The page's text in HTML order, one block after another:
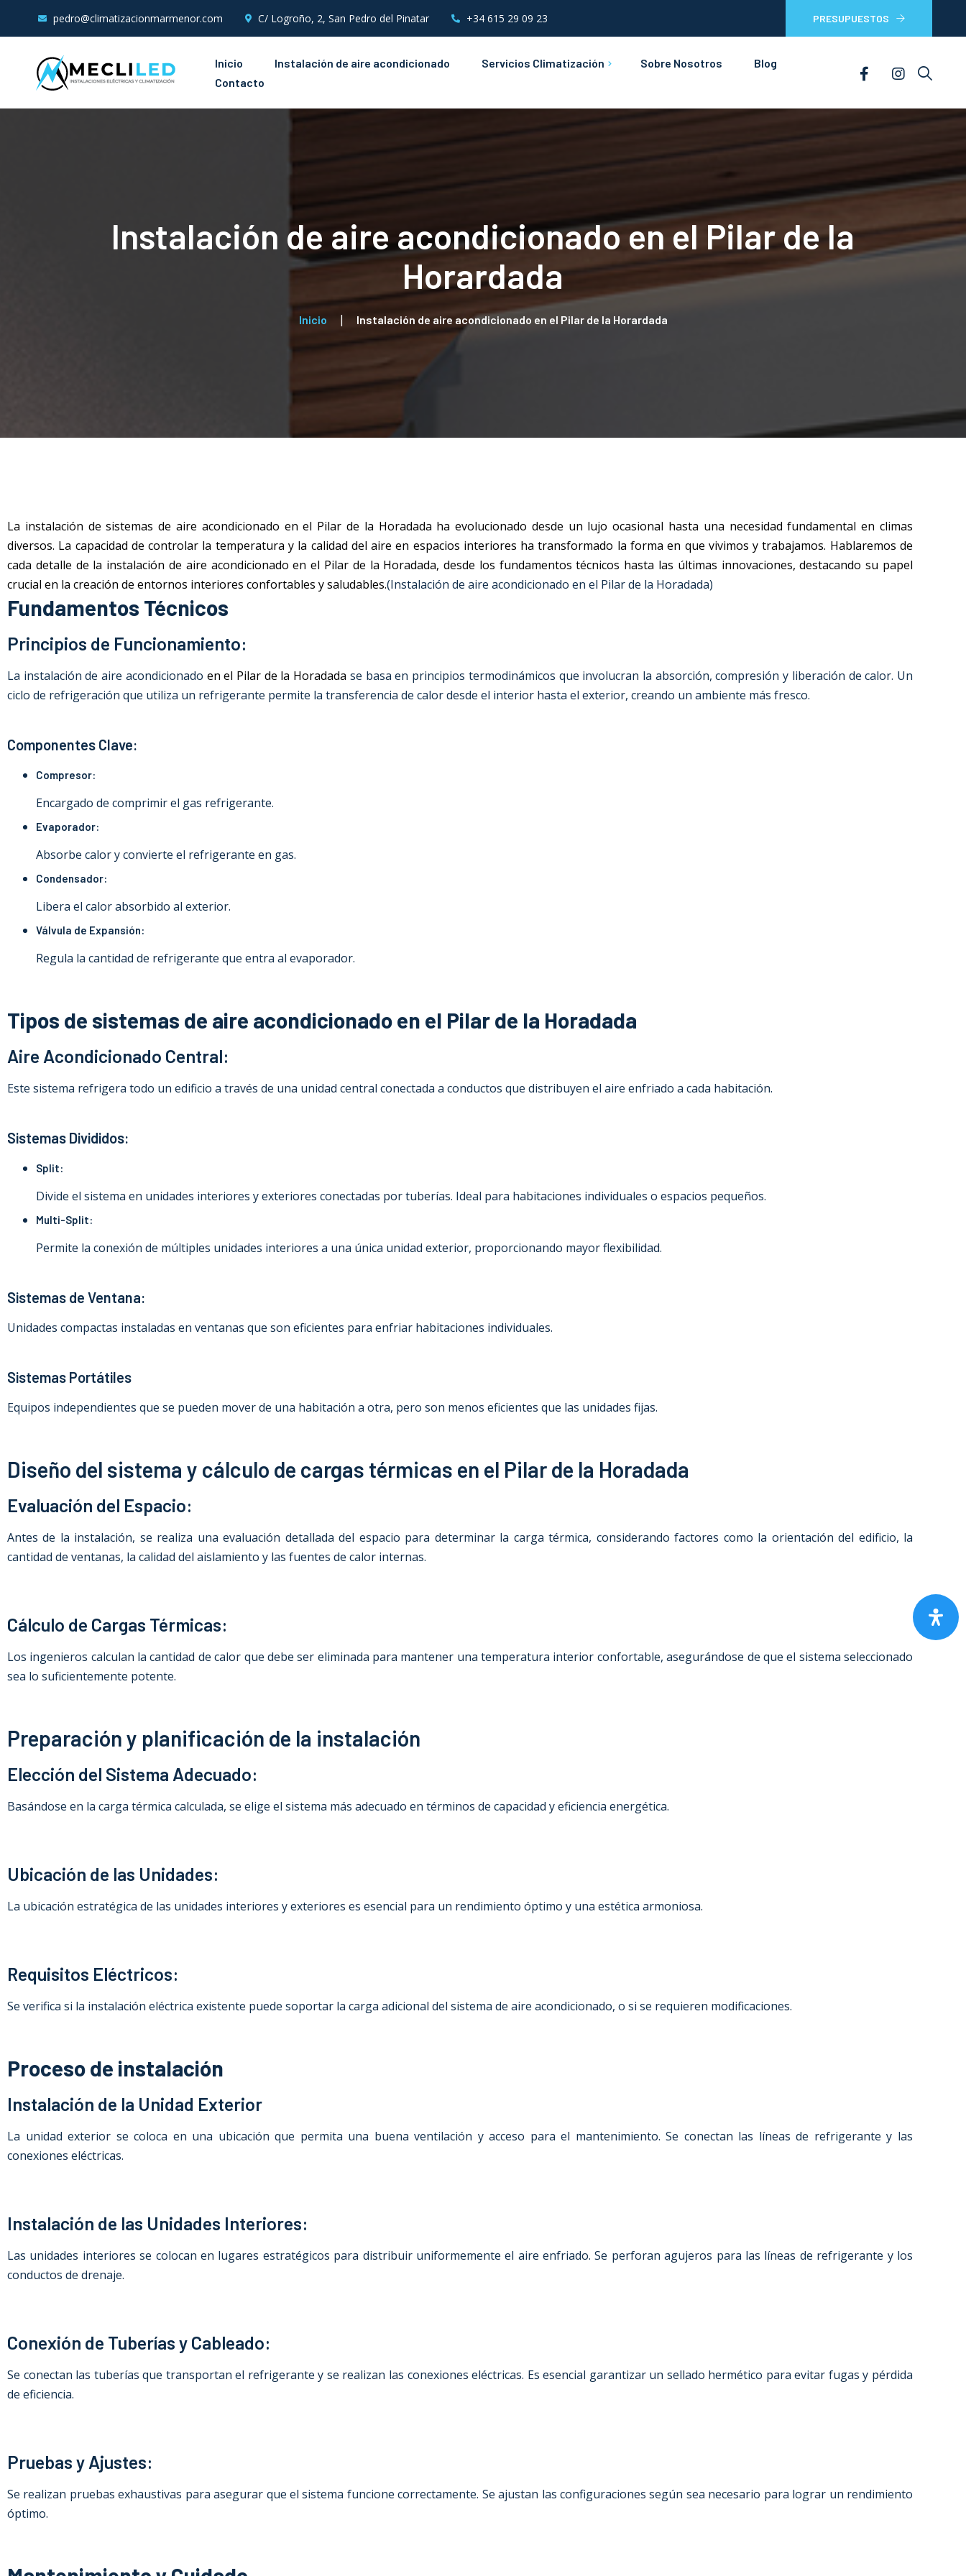
pedro@climatizacionmarmenor.com C/ Logroño, 2, San Pedro del Pinatar +34 615 29 09 23 PRESUPUESTOS
Inicio Instalación de aire acondicionado Servicios Climatización
Mantenimientos Eléctricos
Sobre Nosotros
Blog
Contacto
Instalación de aire acondicionado en el Pilar de la
Horardada
Inicio Instalación de aire acondicionado en el Pilar de la Horardada
La instalación de sistemas de aire acondicionado en el Pilar de la Horadada ha evolucionado desde un lujo ocasional hasta una necesidad fundamental en climas
diversos. La capacidad de controlar la temperatura y la calidad del aire en espacios interiores ha transformado la forma en que vivimos y trabajamos. Hablaremos de
cada detalle de la instalación de aire acondicionadoen el Pilar de la Horadada, desde los fundamentos técnicos hasta las últimas innovaciones, destacando su papel
crucial en la creación de entornos interiores confortables y saludables.(Instalación de aire acondicionado en el Pilar de la Horadada)
Fundamentos Técnicos
Principios de Funcionamiento:
La instalación de aire acondicionado en el Pilar de la Horadada se basa en principios termodinámicos que involucran la absorción, compresión y liberación de calor. Un
ciclo de refrigeración que utiliza un refrigerante permite la transferencia de calor desde el interior hasta el exterior, creando un ambiente más fresco.
Componentes Clave:
Compresor:
Encargado de comprimir el gas refrigerante.
Evaporador:
Absorbe calor y convierte el refrigerante en gas.
Condensador:
Libera el calor absorbido al exterior.
Válvula de Expansión:
Regula la cantidad de refrigerante que entra al evaporador.
Tipos de sistemas de aire acondicionado en el Pilar de la Horadada
Aire Acondicionado Central:
Este sistema refrigera todo un edificio a través de una unidad central conectada a conductos que distribuyen el aire enfriado a cada habitación.
Sistemas Divididos:
Split:
Divide el sistema en unidades interiores y exteriores conectadas por tuberías. Ideal para habitaciones individuales o espacios pequeños.
Multi-Split:
Permite la conexión de múltiples unidades interiores a una única unidad exterior, proporcionando mayor flexibilidad.
Sistemas de Ventana:
Unidades compactas instaladas en ventanas que son eficientes para enfriar habitaciones individuales.
Sistemas Portátiles
Equipos independientes que se pueden mover de una habitación a otra, pero son menos eficientes que las unidades fijas.
Diseño del sistema y cálculo de cargas térmicas en el Pilar de la Horadada
Evaluación del Espacio:
Antes de la instalación, se realiza una evaluación detallada del espacio para determinar la carga térmica, considerando factores como la orientación del edificio, la
cantidad de ventanas, la calidad del aislamiento y las fuentes de calor internas.
Cálculo de Cargas Térmicas:
Los ingenieros calculan la cantidad de calor que debe ser eliminada para mantener una temperatura interior confortable, asegurándose de que el sistema seleccionado
sea lo suficientemente potente.
Preparación y planificación de la instalación
Elección del Sistema Adecuado:
Basándose en la carga térmica calculada, se elige el sistema más adecuado en términos de capacidad y eficiencia energética.
Ubicación de las Unidades:
La ubicación estratégica de las unidades interiores y exteriores es esencial para un rendimiento óptimo y una estética armoniosa.
Requisitos Eléctricos:
Se verifica si la instalación eléctrica existente puede soportar la carga adicional del sistema de aire acondicionado, o si se requieren modificaciones.
Proceso de instalación
Instalación de la Unidad Exterior
La unidad exterior se coloca en una ubicación que permita una buena ventilación y acceso para el mantenimiento. Se conectan las líneas de refrigerante y las
conexiones eléctricas.
Instalación de las Unidades Interiores:
Las unidades interiores se colocan en lugares estratégicos para distribuir uniformemente el aire enfriado. Se perforan agujeros para las líneas de refrigerante y los
conductos de drenaje.
Conexión de Tuberías y Cableado:
Se conectan las tuberías que transportan el refrigerante y se realizan las conexiones eléctricas. Es esencial garantizar un sellado hermético para evitar fugas y pérdida
de eficiencia.
Pruebas y Ajustes:
Se realizan pruebas exhaustivas para asegurar que el sistema funcione correctamente. Se ajustan las configuraciones según sea necesario para lograr un rendimiento
óptimo.